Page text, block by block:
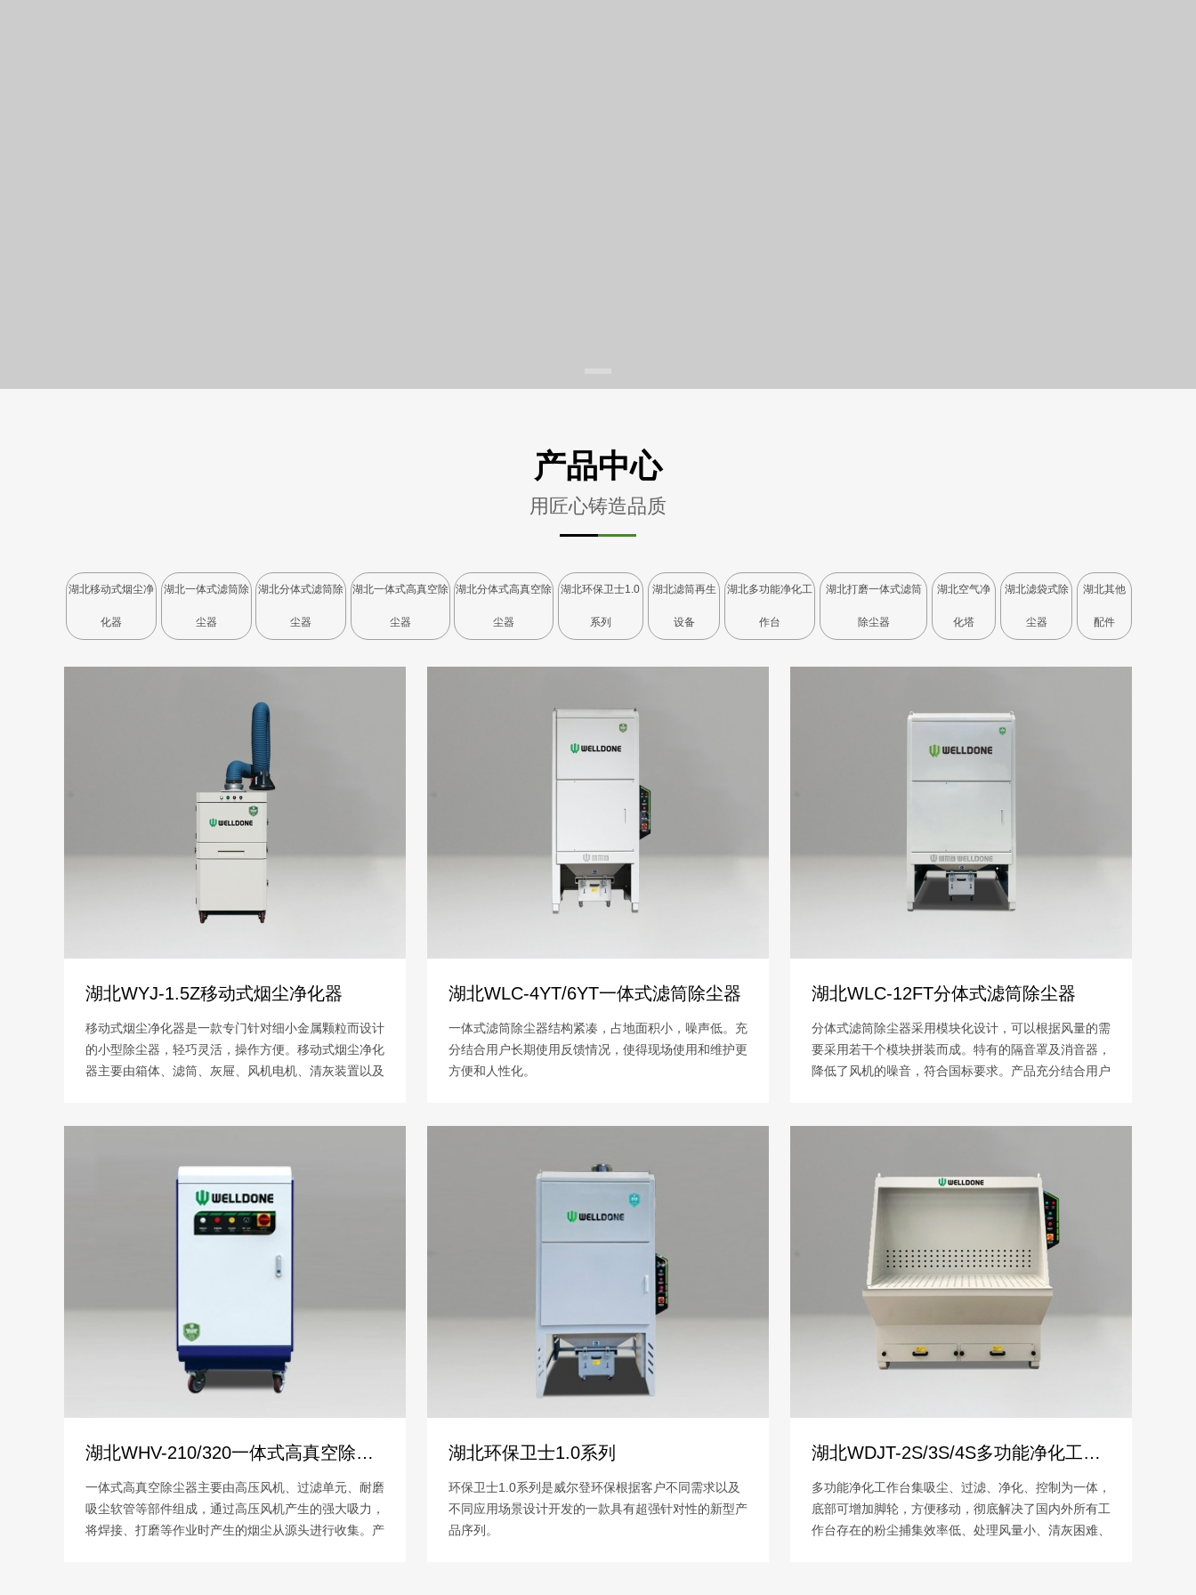
产品中心
用匠心铸造品质
湖北移动式烟尘净
化器
湖北一体式滤筒除
尘器
湖北分体式滤筒除
尘器
湖北一体式高真空除
尘器
湖北分体式高真空除
尘器
湖北环保卫士1.0
系列
湖北滤筒再生
设备
湖北多功能净化工
作台
湖北打磨一体式滤筒
除尘器
湖北空气净
化塔
湖北滤袋式除
尘器
湖北其他
配件
湖北WYJ-1.5Z移动式烟尘净化器
移动式烟尘净化器是一款专门针对细小金属颗粒而设计
的小型除尘器，轻巧灵活，操作方便。移动式烟尘净化
器主要由箱体、滤筒、灰屉、风机电机、清灰装置以及
湖北WLC-4YT/6YT一体式滤筒除尘器
一体式滤筒除尘器结构紧凑，占地面积小，噪声低。充
分结合用户长期使用反馈情况，使得现场使用和维护更
方便和人性化。
湖北WLC-12FT分体式滤筒除尘器
分体式滤筒除尘器采用模块化设计，可以根据风量的需
要采用若干个模块拼装而成。特有的隔音罩及消音器，
降低了风机的噪音，符合国标要求。产品充分结合用户
湖北WHV-210/320一体式高真空除尘器
一体式高真空除尘器主要由高压风机、过滤单元、耐磨
吸尘软管等部件组成，通过高压风机产生的强大吸力，
将焊接、打磨等作业时产生的烟尘从源头进行收集。产
湖北环保卫士1.0系列
环保卫士1.0系列是威尔登环保根据客户不同需求以及
不同应用场景设计开发的一款具有超强针对性的新型产
品序列。
湖北WDJT-2S/3S/4S多功能净化工作台
多功能净化工作台集吸尘、过滤、净化、控制为一体，
底部可增加脚轮，方便移动，彻底解决了国内外所有工
作台存在的粉尘捕集效率低、处理风量小、清灰困难、